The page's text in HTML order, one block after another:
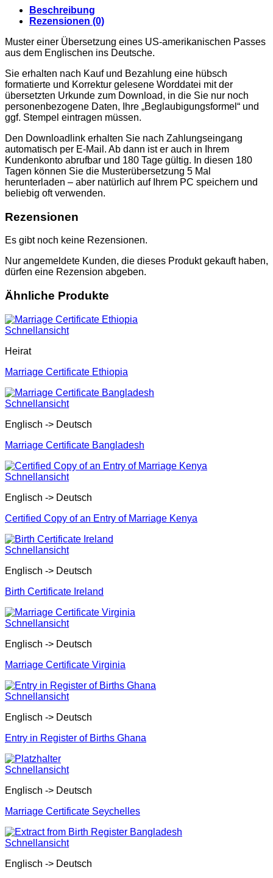
Beschreibung
Rezensionen (0)
Muster einer Übersetzung eines US-amerikanischen Passes
aus dem Englischen ins Deutsche.
Sie erhalten nach Kauf und Bezahlung eine hübsch
formatierte und Korrektur gelesene Worddatei mit der
übersetzten Urkunde zum Download, in die Sie nur noch
personenbezogene Daten, Ihre „Beglaubigungsformel“ und
ggf. Stempel eintragen müssen.
Den Downloadlink erhalten Sie nach Zahlungseingang
automatisch per E-Mail. Ab dann ist er auch in Ihrem
Kundenkonto abrufbar und 180 Tage gültig. In diesen 180
Tagen können Sie die Musterübersetzung 5 Mal
herunterladen – aber natürlich auf Ihrem PC speichern und
beliebig oft verwenden.
Rezensionen
Es gibt noch keine Rezensionen.
Nur angemeldete Kunden, die dieses Produkt gekauft haben,
dürfen eine Rezension abgeben.
Ähnliche Produkte
Schnellansicht
Heirat
Marriage Certificate Ethiopia
Schnellansicht
Englisch -> Deutsch
Marriage Certificate Bangladesh
Schnellansicht
Englisch -> Deutsch
Certified Copy of an Entry of Marriage Kenya
Schnellansicht
Englisch -> Deutsch
Birth Certificate Ireland
Schnellansicht
Englisch -> Deutsch
Marriage Certificate Virginia
Schnellansicht
Englisch -> Deutsch
Entry in Register of Births Ghana
Schnellansicht
Englisch -> Deutsch
Marriage Certificate Seychelles
Schnellansicht
Englisch -> Deutsch